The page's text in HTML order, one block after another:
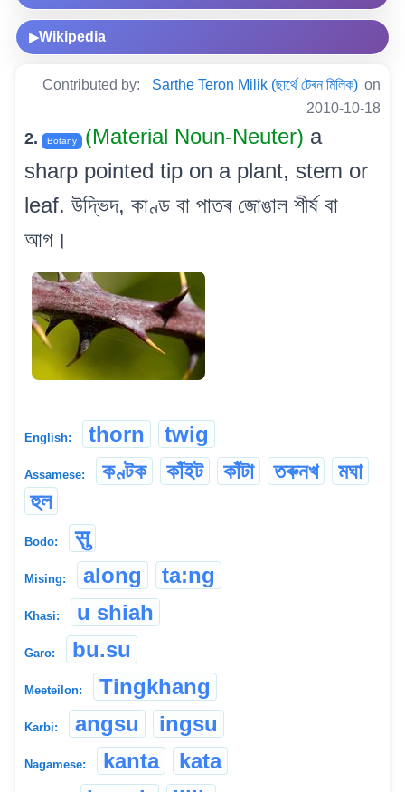
▶Wikipedia
Contributed by: Sarthe Teron Milik (ছাৰ্থে টেৰন মিলিক) on
2010-10-18
2. Botany (Material Noun-Neuter) a
sharp pointed tip on a plant, stem or
leaf. উদ্ভিদ, কাণ্ড বা পাতৰ জোঙাল শীৰ্ষ বা
আগ।
English: thorn twig
Assamese: কণ্টক কাঁইট কাঁটা তৰুনখ
মঘা
হুল
Bodo: सु
Mising: along ta:ng
Khasi: u shiah
Garo: bu.su
Meeteilon: Tingkhang
Karbi: angsu ingsu
Nagamese: kanta
kata